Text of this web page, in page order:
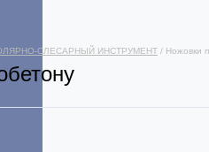
СЛЕСАРНЫЙ ИНСТРУМЕНТ / Ножовки